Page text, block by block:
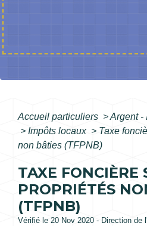
Accueil particuliers >Argent -
> Impôts locaux > Taxe
non bâties (TFPNB)
TAXE FONCIÈRE
PROPRIÉTÉS
(TFPNB)
Vérifié le 20 Nov 2020 - Direction de